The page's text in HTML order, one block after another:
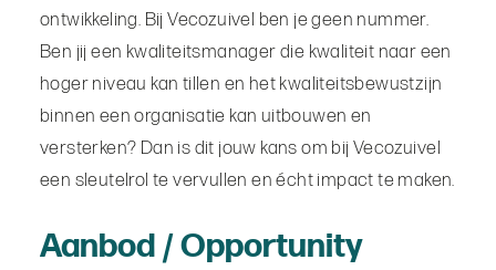
ontwikkeling. Bij Vecozuivel ben je geen nummer.
Ben jij een kwaliteitsmanager die kwaliteit naar een
hoger niveau kan tillen en het kwaliteitsbewustzijn
binnen een organisatie kan uitbouwen en
versterken? Dan is dit jouw kans om bij Vecozuivel
een sleutelrol te vervullen en écht impact te maken.
Aanbod / Opportunity